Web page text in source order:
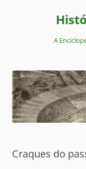
A
Craques do